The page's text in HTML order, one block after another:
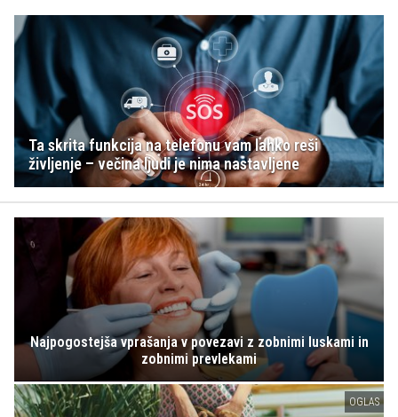
Ta skrita funkcija na telefonu vam lahko reši
življenje – večina ljudi je nima nastavljene
Najpogostejša vprašanja v povezavi z zobnimi luskami in
zobnimi prevlekami
OGLAS